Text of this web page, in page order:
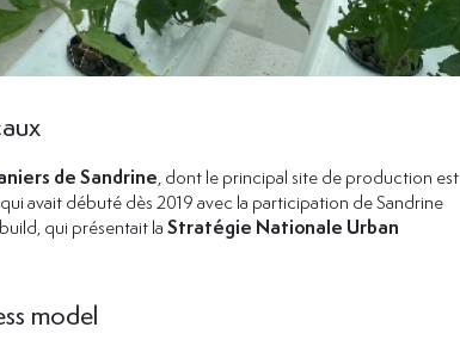
de Sandrine, dont le principal site de production est
avait débuté dès 2019 avec la participation de Sandrine
qui présentait la Stratégie Nationale Urban
model